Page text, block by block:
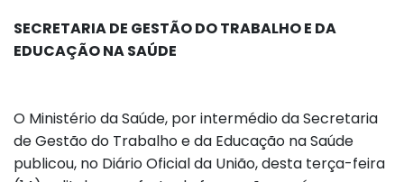
SECRETARIA DE GESTÃO DO TRABALHO E DA
EDUCAÇÃO NA SAÚDE
O Ministério da Saúde, por intermédio da Secretaria
de Gestão do Trabalho e da Educação na Saúde
publicou, no Diário Oficial da União, desta terça-feira